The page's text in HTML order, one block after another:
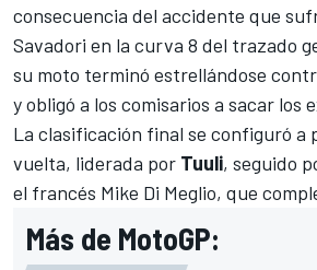
consecuencia del accidente que
Savadori en la curva 8 del trazado
su moto terminó estrellándose
y obligó a los comisarios a sacar los
La clasificación final se configuró a
vuelta, liderada por Tuuli, seguido
el francés Mike Di Meglio, que
Más de MotoGP: